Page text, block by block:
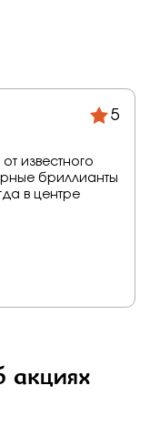
5
известного
бриллианты
в центре
акциях